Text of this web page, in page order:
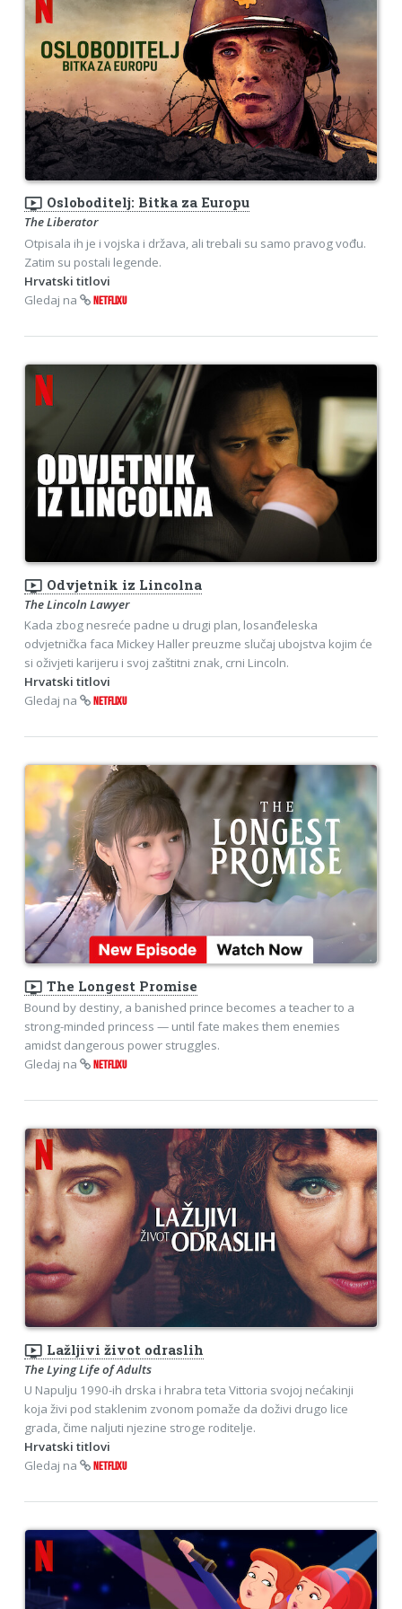
ondemand_video Osloboditelj: Bitka za Europu
The Liberator
Otpisala ih je i vojska i država, ali trebali su samo pravog vođu.
Zatim su postali legende.
Hrvatski titlovi
Gledaj na
NETFLIXU
ondemand_video Odvjetnik iz Lincolna
The Lincoln Lawyer
Kada zbog nesreće padne u drugi plan, losanđeleska
odvjetnička faca Mickey Haller preuzme slučaj ubojstva kojim će
si oživjeti karijeru i svoj zaštitni znak, crni Lincoln.
Hrvatski titlovi
Gledaj na
NETFLIXU
ondemand_video The Longest Promise
Bound by destiny, a banished prince becomes a teacher to a
strong-minded princess — until fate makes them enemies
amidst dangerous power struggles.
Gledaj na
NETFLIXU
ondemand_video Lažljivi život odraslih
The Lying Life of Adults
U Napulju 1990-ih drska i hrabra teta Vittoria svojoj nećakinji
koja živi pod staklenim zvonom pomaže da doživi drugo lice
grada, čime naljuti njezine stroge roditelje.
Hrvatski titlovi
Gledaj na
NETFLIXU